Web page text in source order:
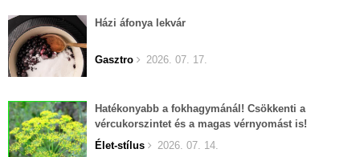
Házi áfonya lekvár
Gasztro 2026. 07. 17.
Hatékonyabb a fokhagymánál! Csökkenti a
vércukorszintet és a magas vérnyomást is!
Élet-stílus
2026. 07. 14.